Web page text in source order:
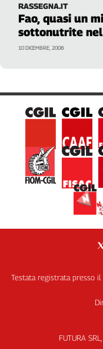
RASSEGNA.IT
Fao, quasi un
sottonutrite
10 DICEMBRE, 2008
Testata registrata presso
FUTURA